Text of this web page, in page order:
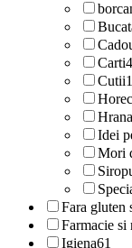
Carti4
Cutii1
Idei
Mori
Fara gluten
Farmacie si
Igiena61